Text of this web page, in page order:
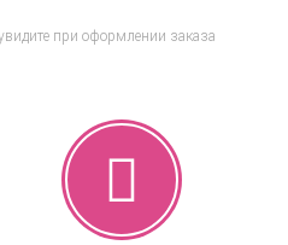
при оформлении заказа